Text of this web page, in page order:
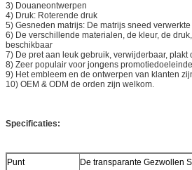
3) Douaneontwerpen
4) Druk: Roterende druk
5) Gesneden matrijs: De matrijs sneed
6) De verschillende materialen, de kleur, de
beschikbaar
7) De pret aan leuk gebruik, verwijderbaar, plakt
8) Zeer populair voor jongens
9) Het embleem en de ontwerpen van klanten
10) OEM & ODM de orden zijn welkom.
Specificaties:
Punt De transparante Gezwollen